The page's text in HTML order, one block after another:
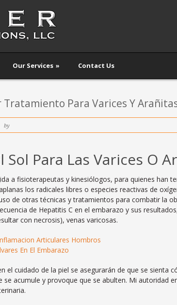
Our Services » Contact Us
Tratamiento Para Varices Y
by
Sol Para Las Varices O
a fisioterapeutas y kinesiólogos, para quienes
los radicales libres o especies reactivas de
de otras técnicas y tratamientos para combatir la
de Hepatitis C en el embarazo y sus
con necrosis), venas varicosas.
Articulares Hombros
En El Embarazo
el cuidado de la piel se asegurarán de que se
se acumule y provoque que se abulten. Mi autoridad